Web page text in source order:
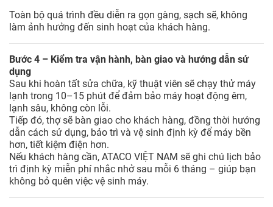
Toàn bộ quá trình đều diễn ra gọn gàng, sạch sẽ, không
làm ảnh hưởng đến sinh hoạt của khách hàng.
Bước 4 – Kiểm tra vận hành, bàn giao và hướng dẫn sử
dụng
Sau khi hoàn tất sửa chữa, kỹ thuật viên sẽ chạy thử máy
lạnh trong 10–15 phút để đảm bảo máy hoạt động êm,
lạnh sâu, không còn lỗi.
Tiếp đó, thợ sẽ bàn giao cho khách hàng, đồng thời hướng
dẫn cách sử dụng, bảo trì và vệ sinh định kỳ để máy bền
hơn, tiết kiệm điện hơn.
Nếu khách hàng cần, ATACO VIỆT NAM sẽ ghi chú lịch bảo
trì định kỳ miễn phí nhắc nhở sau mỗi 6 tháng – giúp bạn
không bỏ quên việc vệ sinh máy.